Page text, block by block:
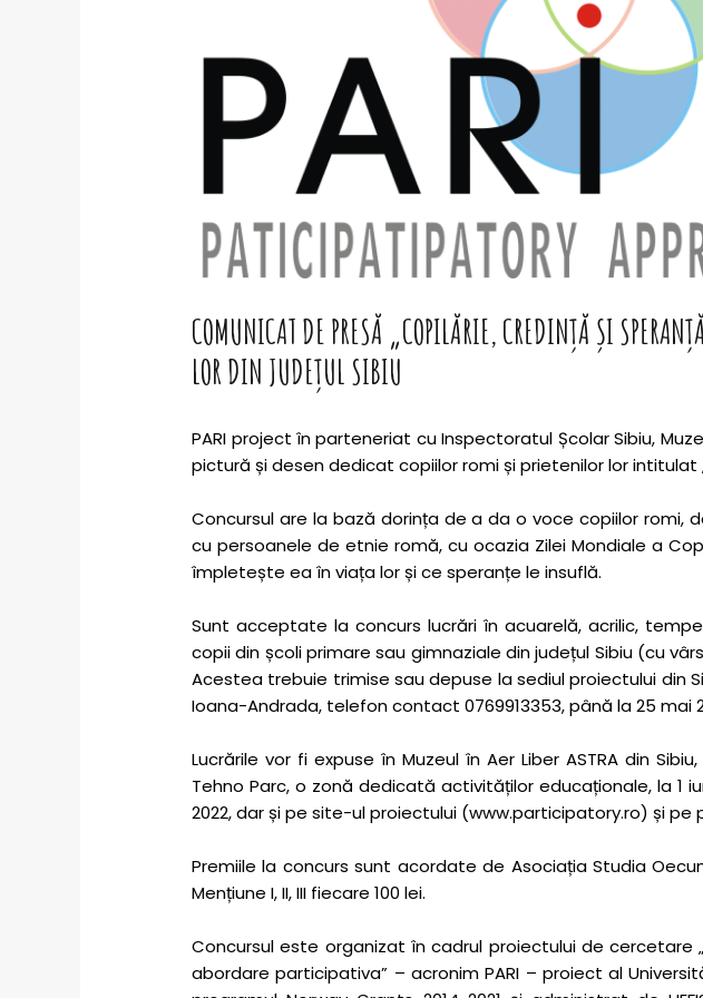
COMUNICAT DE PRESĂ „COPILĂRIE, CREDINȚĂ ȘI
LOR DIN JUDEȚUL SIBIU
PARI project în parteneriat cu Inspectoratul Școlar Sibiu,
pictură și desen dedicat copiilor romi și prietenilor lor intitulat
Concursul are la bază dorința de a da o voce copiilor romi,
cu persoanele de etnie romă, cu ocazia Zilei Mondiale a
împletește ea în viața lor și ce speranțe le insuflă.
Sunt acceptate la concurs lucrări în acuarelă, acrilic,
copii din școli primare sau gimnaziale din județul Sibiu (cu
Acestea trebuie trimise sau depuse la sediul proiectului din
Ioana-Andrada, telefon contact 0769913353, până la 25 mai
Lucrările vor fi expuse în Muzeul în Aer Liber ASTRA din
Tehno Parc, o zonă dedicată activităților educaționale, la 1
2022, dar și pe site-ul proiectului (www.participatory.ro) și
Premiile la concurs sunt acordate de Asociația Studia
Mențiune I, II, III fiecare 100 lei.
Concursul este organizat în cadrul proiectului de cercetare
abordare participativa” – acronim PARI – proiect al